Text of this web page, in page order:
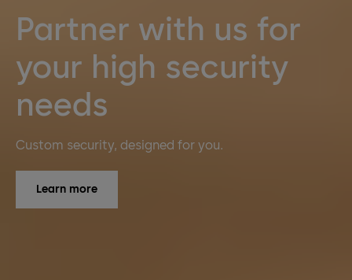
Partner with us for
your high security
needs
Custom security, designed for you.
Learn more